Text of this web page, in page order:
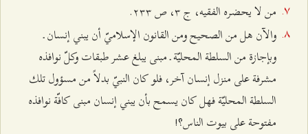
من لا يحضره الفقيه، ج ٣، ص ٢٣٣.
والآن هل من الصحيح ومن القانون الإسلاميّ أن يبني إنسان ـ
وبإجازة من السلطة المحليّة ـ مبنى يبلغ عشر طبقات وكلّ نوافذه
مشرفة على منزل إنسان آخر، فلو كان النبيّ بدلاً من مسؤول تلك
السلطة المحليّة فهل كان يسمح بأن يبني إنسان مبنى كافّة نوافذه
مفتوحة على بيوت الناس؟!